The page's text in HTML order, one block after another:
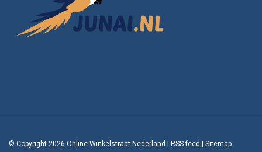
© Copyright 2026 Online Winkelstraat Nederland RSS-feed Sitemap